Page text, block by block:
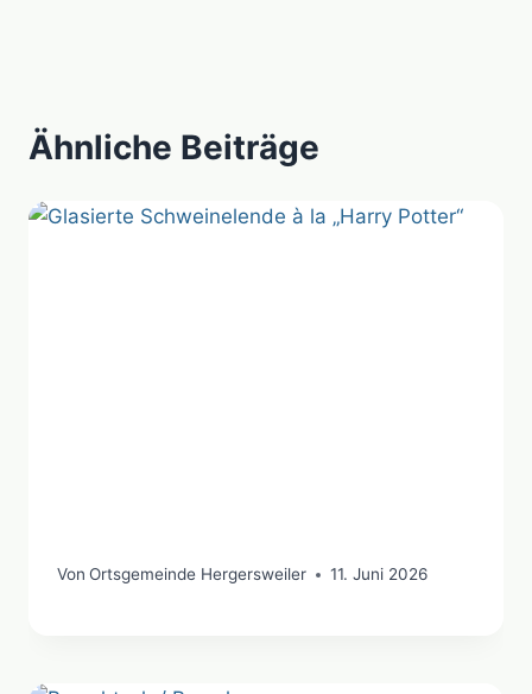
Ähnliche Beiträge
Von Ortsgemeinde Hergersweiler 11. Juni 2026